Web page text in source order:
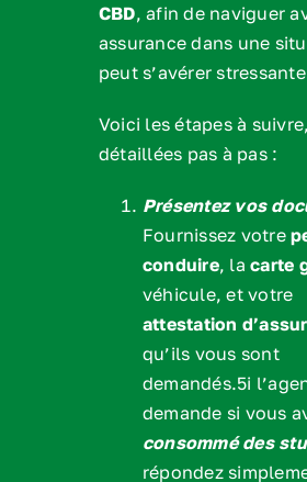
CBD, afin de naviguer
assurance dans une
peut s’avérer
Voici les étapes à suivre,
détaillées pas à pas :
Présentez vos
Fournissez votre
conduire, lacarte
véhicule, et votre
attestation
qu’ils vous sont
demandés.5i
demande si vous
consommé des
répondez